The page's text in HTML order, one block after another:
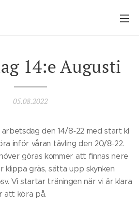
14:e Augusti
05.08.2022
den 14/8-22 med start kl
inför våran tävling den 20/8-22.
göras kommer att finnas nere
klippa gräs, sätta upp skynken
Vi startar träningen när vi är klara
att köra på.